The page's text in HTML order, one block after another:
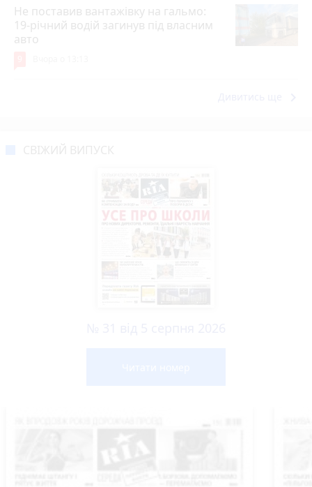
Не поставив вантажівку на гальмо:
19-річний водій загинув під власним
авто